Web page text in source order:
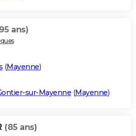
ans)
(Mayenne)
sur-Mayenne (Mayenne)
(85 ans)